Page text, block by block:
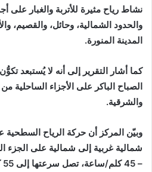
نشاط رياح مثيرة للأتربة والغبار
والحدود الشمالية، وحائل، والقصيم،
المدينة المنورة.
كما أشار التقرير إلى أنه لا يُستبعد
الصباح الباكر على الأجزاء الساحلية
والشرقية.
وبيّن المركز أن حركة الرياح السطحية